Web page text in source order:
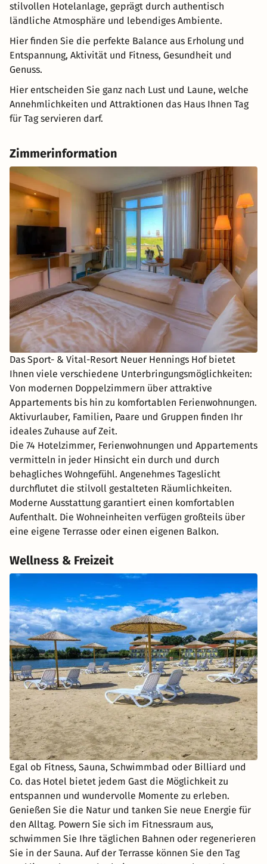
stilvollen Hotelanlage, geprägt durch authentisch
ländliche Atmosphäre und lebendiges Ambiente.
Hier finden Sie die perfekte Balance aus Erholung und
Entspannung, Aktivität und Fitness, Gesundheit und
Genuss.
Hier entscheiden Sie ganz nach Lust und Laune, welche
Annehmlichkeiten und Attraktionen das Haus Ihnen Tag
für Tag servieren darf.
Zimmerinformation
Das Sport- & Vital-Resort Neuer Hennings Hof bietet
Ihnen viele verschiedene Unterbringungsmöglichkeiten:
Von modernen Doppelzimmern über attraktive
Appartements bis hin zu komfortablen Ferienwohnungen.
Aktivurlauber, Familien, Paare und Gruppen finden Ihr
ideales Zuhause auf Zeit.
Die 74 Hotelzimmer, Ferienwohnungen und Appartements
vermitteln in jeder Hinsicht ein durch und durch
behagliches Wohngefühl. Angenehmes Tageslicht
durchflutet die stilvoll gestalteten Räumlichkeiten.
Moderne Ausstattung garantiert einen komfortablen
Aufenthalt. Die Wohneinheiten verfügen großteils über
eine eigene Terrasse oder einen eigenen Balkon.
Wellness & Freizeit
Egal ob Fitness, Sauna, Schwimmbad oder Billiard und
Co. das Hotel bietet jedem Gast die Möglichkeit zu
entspannen und wundervolle Momente zu erleben.
Genießen Sie die Natur und tanken Sie neue Energie für
den Alltag. Powern Sie sich im Fitnessraum aus,
schwimmen Sie Ihre täglichen Bahnen oder regenerieren
Sie in der Sauna. Auf der Terrasse können Sie den Tag